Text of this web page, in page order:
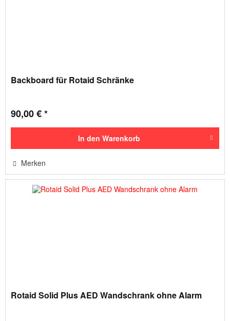
Backboard für Rotaid Schränke
90,00 € *
In den Warenkorb
Merken
Rotaid Solid Plus AED Wandschrank ohne Alarm